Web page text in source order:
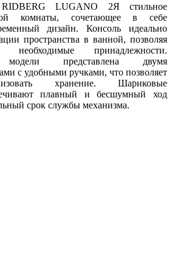
RIDBERG LUGANO 2Я cтильное
комнаты, сочетающее в себе
дизайн. Консоль идеально
пространства в ванной, позволяя
необходимые принадлежности.
модели представлена двумя
с удобными ручками, что позволяет
хранение. Шариковые
плавный и бесшумный ход
срок службы механизма.